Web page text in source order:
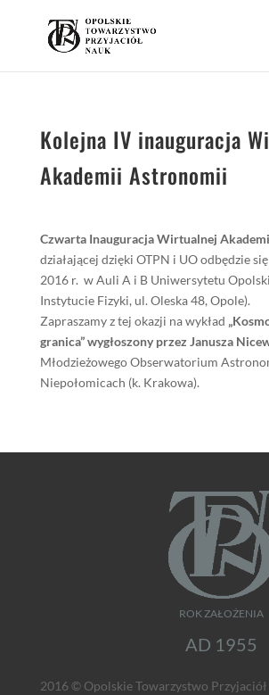
Kolejna IV inauguracja
Akademii Astronomii
Czwarta Inauguracja Wirtualnej
działającej dzięki OTPN i UOodbędzie
2016 r. w Auli A i B Uniwersytetu
Instytucie Fizyki, ul. Oleska 48, Opole).
Zapraszamy z tej okazji na wykład
granica” wygłoszony przez Janusza
Młodzieżowego Obserwatorium
Niepołomicach (k. Krakowa).
ROK ZAŁOŻENIA
AD 1955
2016 © Opolskie Towarzystwo